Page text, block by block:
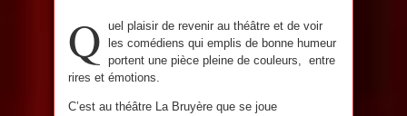
Q uel plaisir de revenir au théâtre et de voir
les comédiens qui emplis de bonne humeur
portent une pièce pleine de couleurs, entre
rires et émotions.
C’est au théâtre La Bruyère que se joue